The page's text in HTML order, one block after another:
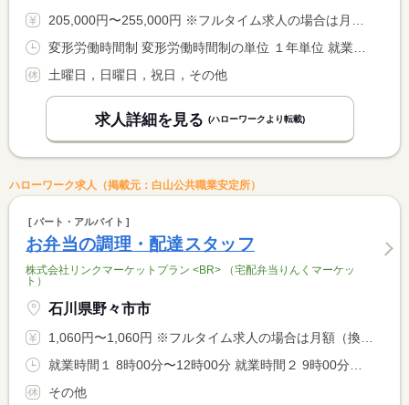
205,000円〜255,000円 ※フルタイム求人の場合は月額（換算額）、パート求人の場合は時間額を表示しています。
土曜日，日曜日，祝日，その他
求人詳細を見る (ハローワークより転載)
ハローワーク求人（掲載元：白山公共職業安定所）
パート・アルバイト
お弁当の調理・配達スタッフ
株式会社リンクマーケットプラン <BR> （宅配弁当りんくマーケッ
ト）
石川県野々市市
1,060円〜1,060円 ※フルタイム求人の場合は月額（換算額）、パート求人の場合は時間額を表示しています。
その他